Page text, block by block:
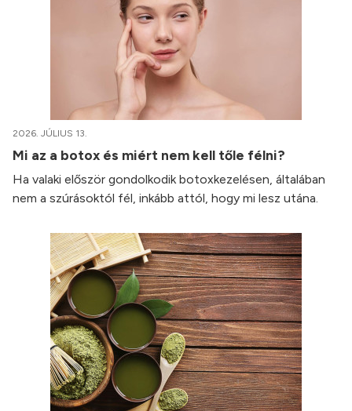
2026. JÚLIUS 13.
Mi az a botox és miért nem kell tőle félni?
Ha valaki először gondolkodik botoxkezelésen, általában
nem a szúrásoktól fél, inkább attól, hogy mi lesz utána.